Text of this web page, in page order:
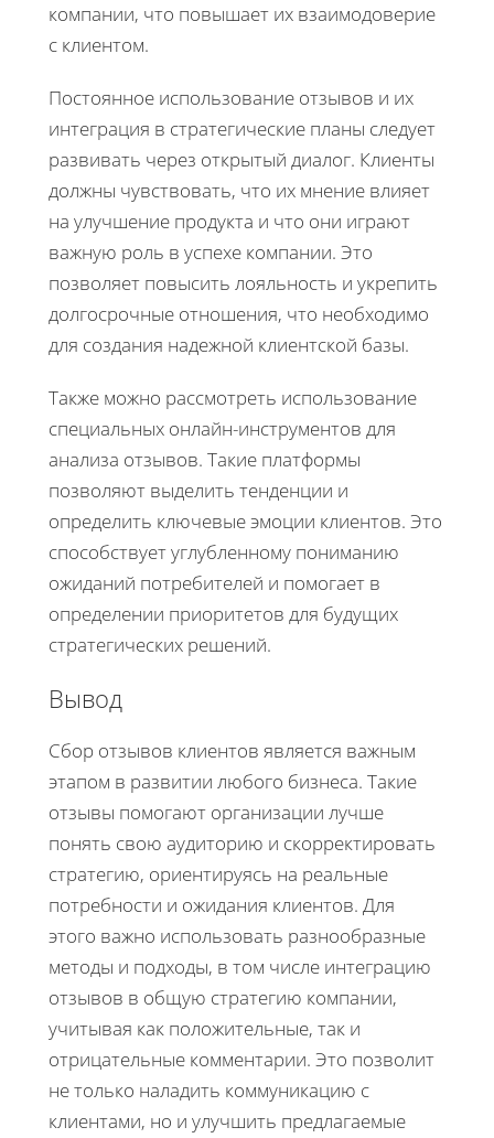
компании, что повышает их взаимодоверие
с клиентом.
Постоянное использование отзывов и их
интеграция в стратегические планы следует
развивать через открытый диалог. Клиенты
должны чувствовать, что их мнение влияет
на улучшение продукта и что они играют
важную роль в успехе компании. Это
позволяет повысить лояльность и укрепить
долгосрочные отношения, что необходимо
для создания надежной клиентской базы.
Также можно рассмотреть использование
специальных онлайн-инструментов для
анализа отзывов. Такие платформы
позволяют выделить тенденции и
определить ключевые эмоции клиентов. Это
способствует углубленному пониманию
ожиданий потребителей и помогает в
определении приоритетов для будущих
стратегических решений.
Вывод
Сбор отзывов клиентов является важным
этапом в развитии любого бизнеса. Такие
отзывы помогают организации лучше
понять свою аудиторию и скорректировать
стратегию, ориентируясь на реальные
потребности и ожидания клиентов. Для
этого важно использовать разнообразные
методы и подходы, в том числе интеграцию
отзывов в общую стратегию компании,
учитывая как положительные, так и
отрицательные комментарии. Это позволит
не только наладить коммуникацию с
клиентами, но и улучшить предлагаемые